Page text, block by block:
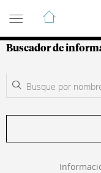
Guía de
Buscador de